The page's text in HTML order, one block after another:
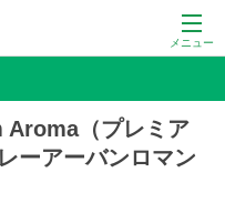
メニュー
Aroma（プレミア
ーアーバンロマン